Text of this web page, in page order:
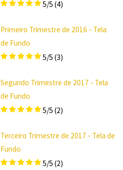
5/5 (4)
Primeiro Trimestre de 2016 - Tela
de Fundo
5/5 (3)
Segundo Trimestre de 2017 - Tela
de Fundo
5/5 (2)
Terceiro Trimestre de 2017 - Tela de
Fundo
5/5 (2)